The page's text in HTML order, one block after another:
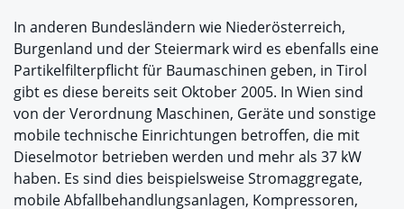
In anderen Bundesländern wie Niederösterreich,
Burgenland und der Steiermark wird es ebenfalls eine
Partikelfilterpflicht für Baumaschinen geben, in Tirol
gibt es diese bereits seit Oktober 2005. In Wien sind
von der Verordnung Maschinen, Geräte und sonstige
mobile technische Einrichtungen betroffen, die mit
Dieselmotor betrieben werden und mehr als 37 kW
haben. Es sind dies beispielsweise Stromaggregate,
mobile Abfallbehandlungsanlagen, Kompressoren,